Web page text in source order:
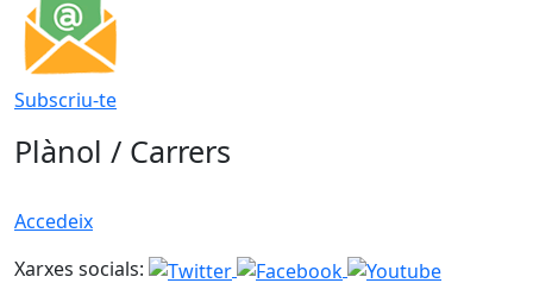
Subscriu-te
Plànol / Carrers
Accedeix
Xarxes socials: